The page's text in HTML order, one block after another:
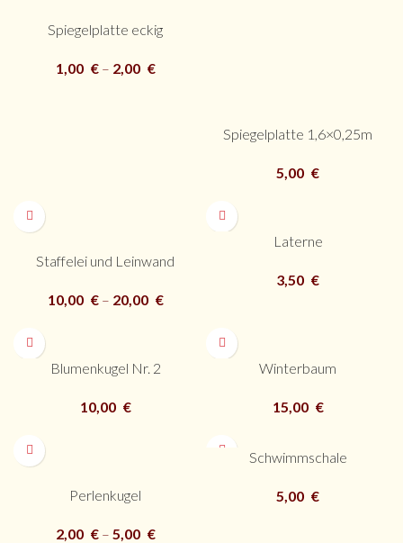
Spiegelplatte eckig
1,00 €– 2,00 €
Spiegelplatte 1,6×0,25m
5,00 €
Staffelei und Leinwand
10,00 €– 20,00 €
Laterne
3,50 €
Blumenkugel Nr. 2
10,00 €
Winterbaum
15,00 €
Perlenkugel
2,00 €– 5,00 €
Schwimmschale
5,00 €